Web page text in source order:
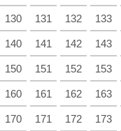
130 131 132 133
140 141 142 143
150 151 152 153
160 161 162 163
170 171 172 173